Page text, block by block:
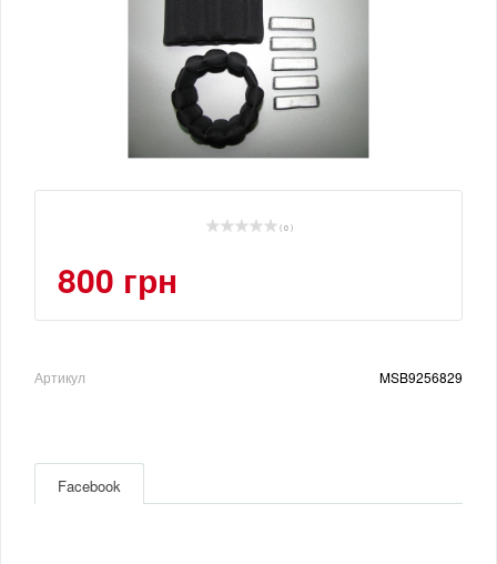
( 0 )
800 грн
Артикул MSB9256829
Facebook